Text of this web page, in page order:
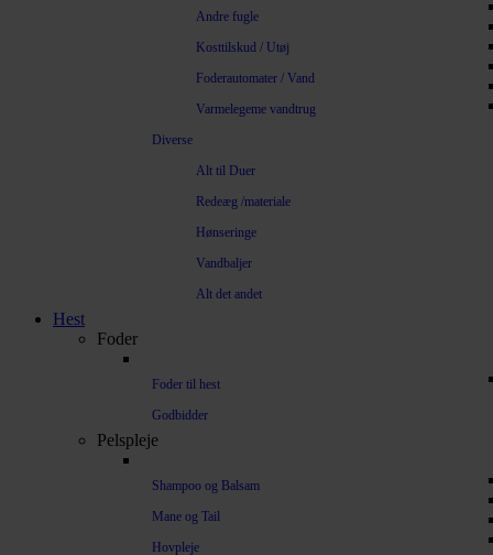
Andre fugle
Kosttilskud / Utøj
Foderautomater / Vand
Varmelegeme vandtrug
Diverse
Alt til Duer
Redeæg /materiale
Hønseringe
Vandbaljer
Alt det andet
Hest
Foder
Foder til hest
Godbidder
Pelspleje
Shampoo og Balsam
Mane og Tail
Hovpleje